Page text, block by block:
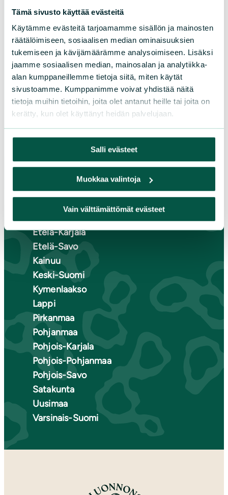
Tämä sivusto käyttää evästeitä
Käytämme evästeitä tarjoamamme sisällön ja mainosten
räätälöimiseen, sosiaalisen median ominaisuuksien
tukemiseen ja kävijämäärämme analysoimiseen. Lisäksi
jaamme sosiaalisen median, mainosalan ja analytiikka-
alan kumppaneillemme tietoja siitä, miten käytät
sivustoamme. Kumppanimme voivat yhdistää näitä
tietoja muihin tietoihin, joita olet antanut heille tai joita on
kerätty, kun olet käyttänyt heidän palvelujaan.
Salli evästeet
Muokkaa valintoja
Vain välttämättömät evästeet
Paikallistoiminta
Osallistu tapahtumaan
Tule vapaaehtoiseksi
Liity jäseneksi
Piirit ja yhdistykset
Suomen luonnonsuojeluliiton
piirit
Etelä-Karjala
Etelä-Savo
Kainuu
Keski-Suomi
Kymenlaakso
Lappi
Pirkanmaa
Pohjanmaa
Pohjois-Karjala
Pohjois-Pohjanmaa
Pohjois-Savo
Satakunta
Uusimaa
Varsinais-Suomi